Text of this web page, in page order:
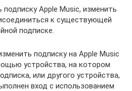
Apple Music, изменить
к существующей
подписке.
подписку на Apple Music
устройства, на котором
или другого устройства,
вход с использованием